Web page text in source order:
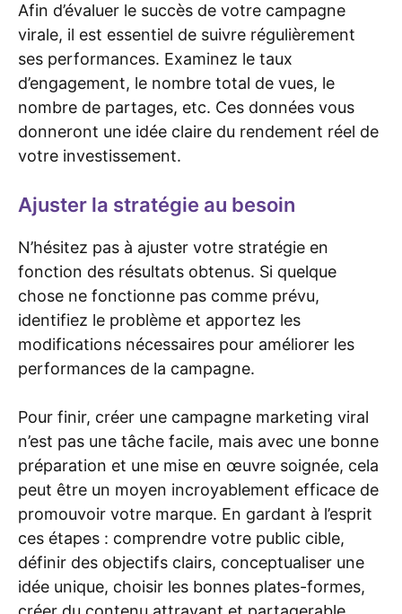
Afin d’évaluer le succès de votre campagne
virale, il est essentiel de suivre régulièrement
ses performances. Examinez le taux
d’engagement, le nombre total de vues, le
nombre de partages, etc. Ces données vous
donneront une idée claire du rendement réel de
votre investissement.
Ajuster la stratégie au besoin
N’hésitez pas à ajuster votre stratégie en
fonction des résultats obtenus. Si quelque
chose ne fonctionne pas comme prévu,
identifiez le problème et apportez les
modifications nécessaires pour améliorer les
performances de la campagne.
Pour finir, créer une campagne marketing viral
n’est pas une tâche facile, mais avec une bonne
préparation et une mise en œuvre soignée, cela
peut être un moyen incroyablement efficace de
promouvoir votre marque. En gardant à l’esprit
ces étapes : comprendre votre public cible,
définir des objectifs clairs, conceptualiser une
idée unique, choisir les bonnes plates-formes,